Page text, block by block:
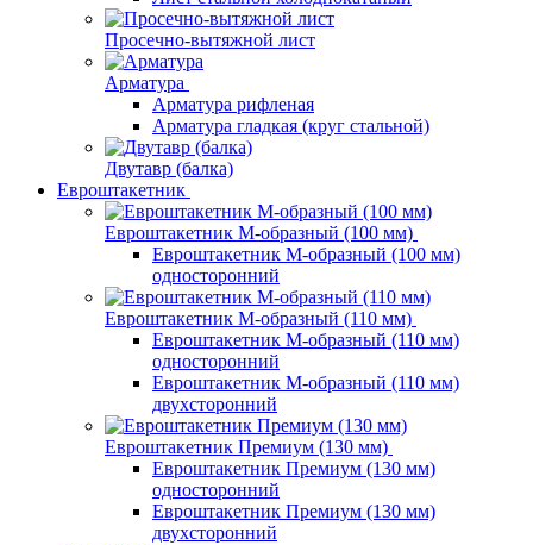
Просечно-вытяжной лист
Арматура
Арматура рифленая
Арматура гладкая (круг стальной)
Двутавр (балка)
Евроштакетник
Евроштакетник М-образный (100 мм)
Евроштакетник М-образный (100 мм)
односторонний
Евроштакетник М-образный (110 мм)
Евроштакетник М-образный (110 мм)
односторонний
Евроштакетник М-образный (110 мм)
двухсторонний
Евроштакетник Премиум (130 мм)
Евроштакетник Премиум (130 мм)
односторонний
Евроштакетник Премиум (130 мм)
двухсторонний